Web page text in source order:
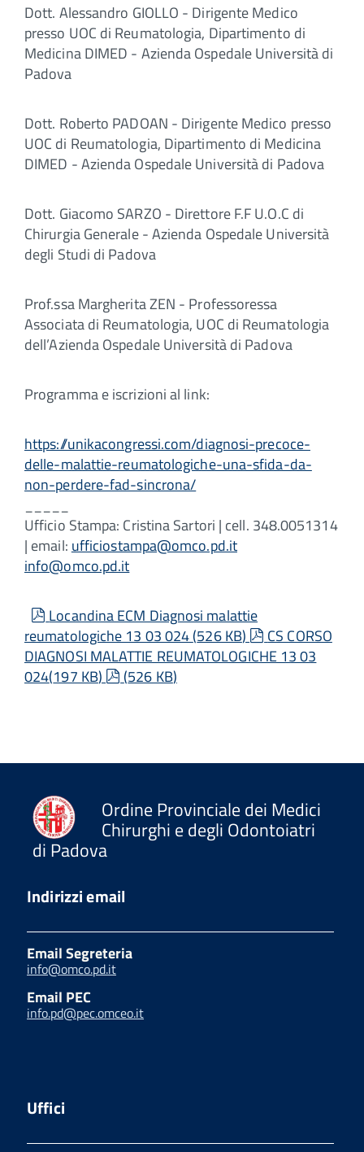
Dott. Alessandro GIOLLO - Dirigente Medico
presso UOC di Reumatologia, Dipartimento di
Medicina DIMED - Azienda Ospedale Università di
Padova
Dott. Roberto PADOAN - Dirigente Medico presso
UOC di Reumatologia, Dipartimento di Medicina
DIMED - Azienda Ospedale Università di Padova
Dott. Giacomo SARZO - Direttore F.F U.O.C di
Chirurgia Generale - Azienda Ospedale Università
degli Studi di Padova
Prof.ssa Margherita ZEN - Professoressa
Associata di Reumatologia, UOC di Reumatologia
dell’Azienda Ospedale Università di Padova
Programma e iscrizioni al link:
https://unikacongressi.com/diagnosi-precoce-
delle-malattie-reumatologiche-una-sfida-da-
non-perdere-fad-sincrona/
Ufficio Stampa: Cristina Sartori | cell. 348.0051314
| email: ufficiostampa@omco.pd.it
info@omco.pd.it
pdf
Locandina ECM Diagnosi malattie
reumatologiche 13 03 024(526 KB) pdf
CS CORSO
DIAGNOSI MALATTIE REUMATOLOGICHE 13 03
024(197 KB) pdf
(526 KB)
Ordine Provinciale dei Medici
Chirurghi e degli Odontoiatri
di Padova
Indirizzi email
Email Segreteria
info@omco.pd.it
Email PEC
info.pd@pec.omceo.it
Uffici